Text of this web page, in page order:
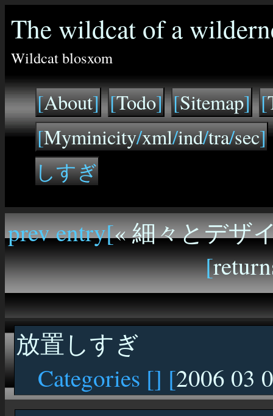
The wildcat of a
Wildcat blosxom
[About] [Todo] [Sitemap] [
[Myminicity/xml/ind/tra/sec]
しすぎ
prev entry[« 細々とデザ
[
放置しすぎ
Categories [] [2006 03